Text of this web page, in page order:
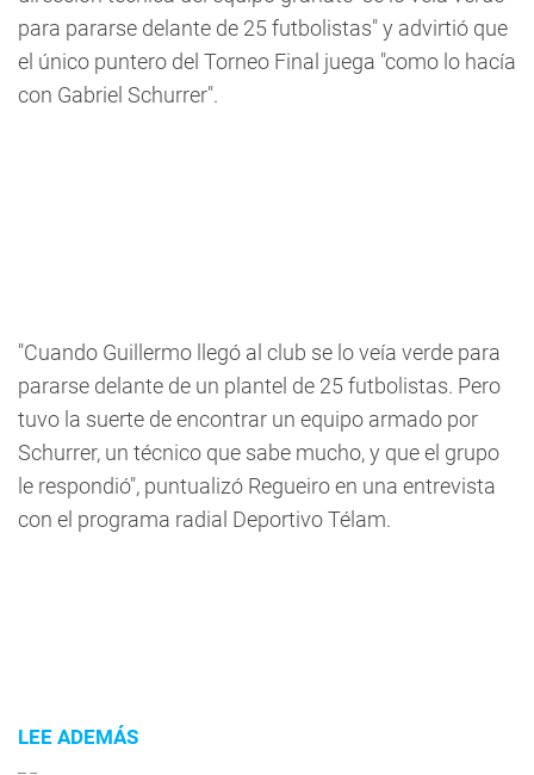
para pararse delante de 25 futbolistas" y advirtió que
el único puntero del Torneo Final juega "como lo hacía
con Gabriel Schurrer".
"Cuando Guillermo llegó al club se lo veía verde para
pararse delante de un plantel de 25 futbolistas. Pero
tuvo la suerte de encontrar un equipo armado por
Schurrer, un técnico que sabe mucho, y que el grupo
le respondió", puntualizó Regueiro en una entrevista
con el programa radial Deportivo Télam.
LEE ADEMÁS